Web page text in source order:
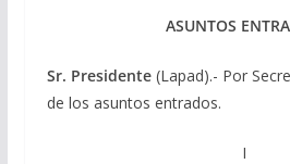
ASUNTOS
Sr. Presidente (Lapad).- Por
de los asuntos entrados.
I